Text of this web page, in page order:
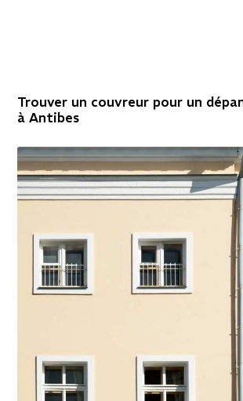
Trouver un couvreur pour un
à Antibes